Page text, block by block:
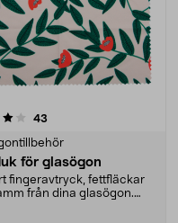
43
för glasögon
fingeravtryck, fettfläckar
från dina glasögon.